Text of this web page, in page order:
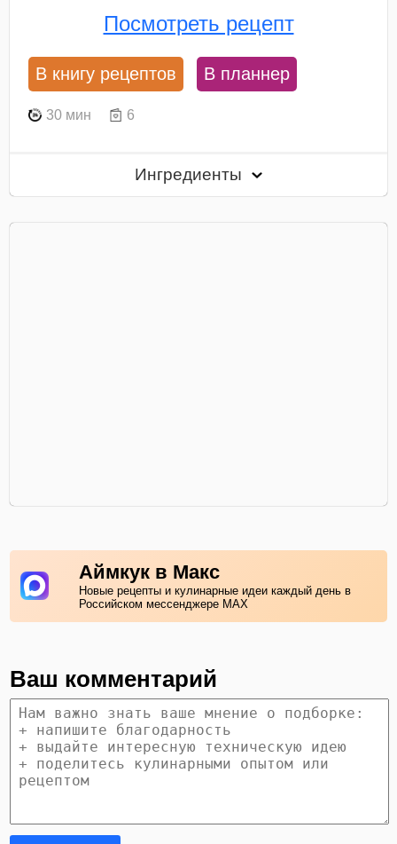
Посмотреть рецепт
В книгу рецептов В планнер
30 мин 6
Ингредиенты
Аймкук в Макс
Новые рецепты и кулинарные идеи каждый день в
Российском мессенджере MAX
Ваш комментарий